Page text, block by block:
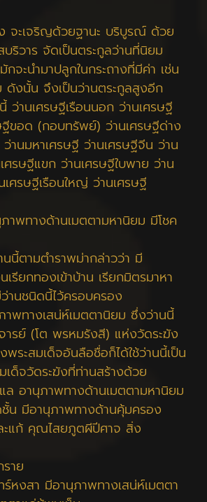
จะเจริญด้วยฐานะ บริบูรณ์ ด้วย
ริวาร จัดเป็นตระกูลว่านที่นิยม
จะนำมาปลูกในกระถางที่มีค่า เช่น
ดังนั้น จึงเป็นว่านตระกูลสูงอีก
ว่านเศรษฐีเรือนนอก ว่านเศรษฐี
ฐีขอด (กอบทรัพย์) ว่านเศรษฐีด่าง
านมหาเศรษฐี ว่านเศรษฐีจีน ว่าน
รษฐีแขก ว่านเศรษฐีใบพาย ว่าน
เศรษฐีเรือนใหญ่ ว่านเศรษฐี
าพทางด้านเมตตามหานิยม มีโชค
นนี้ตามตำราพม่ากล่าวว่า มี
เรียกทองเข้าบ้าน เรียกมิตรมาหา
านชนิดนี้ไว้ครอบครอง
าพทางเสน่ห์เมตตานิยม ซึ่งว่านนี้
รย์ (โต พรหมรังสี) แห่งวัดระฆัง
พระสมเด็จอันลือชื่อก็ได้ใช้ว่านนี้เป็น
เด็จวัดระฆังที่ท่านสร้างด้วย
อานุภาพทางด้านเมตตามหานิยม
ชั้น มีอานุภาพทางด้านคุ้มครอง
แก้ คุณไสยภูตผีปีศาจ สิ่ง
าย
ร์หงสา มีอานุภาพทางเสน่ห์เมตตา